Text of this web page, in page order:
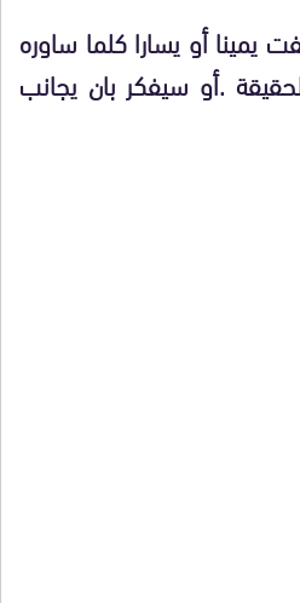
يمينا أو يسارا كلما ساوره
.أو سيفكر بان يجانب